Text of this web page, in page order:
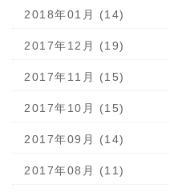
2018年01月 (14)
2017年12月 (19)
2017年11月 (15)
2017年10月 (15)
2017年09月 (14)
2017年08月 (11)